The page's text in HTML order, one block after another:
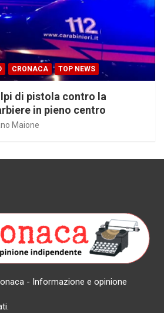
CRONACA TOP NEWS
di pistola contro la
in pieno centro
Maione
- Informazione e opinione